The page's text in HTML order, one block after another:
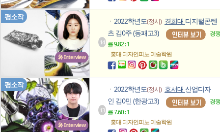
🎤 Interview
평소작
14
ㆍ 2022학년도(정시) 경희대 디지털콘텐
츠 김0주 (동패고3)
경쟁
률 9.82 : 1
홍대 디자인피노미술학원
🎤 Interview
평소작
13
ㆍ 2022학년도(정시) 호서대 산업디자
인 김0민 (한광고3)
경쟁
률 7.60 : 1
홍대 디자인피노미술학원